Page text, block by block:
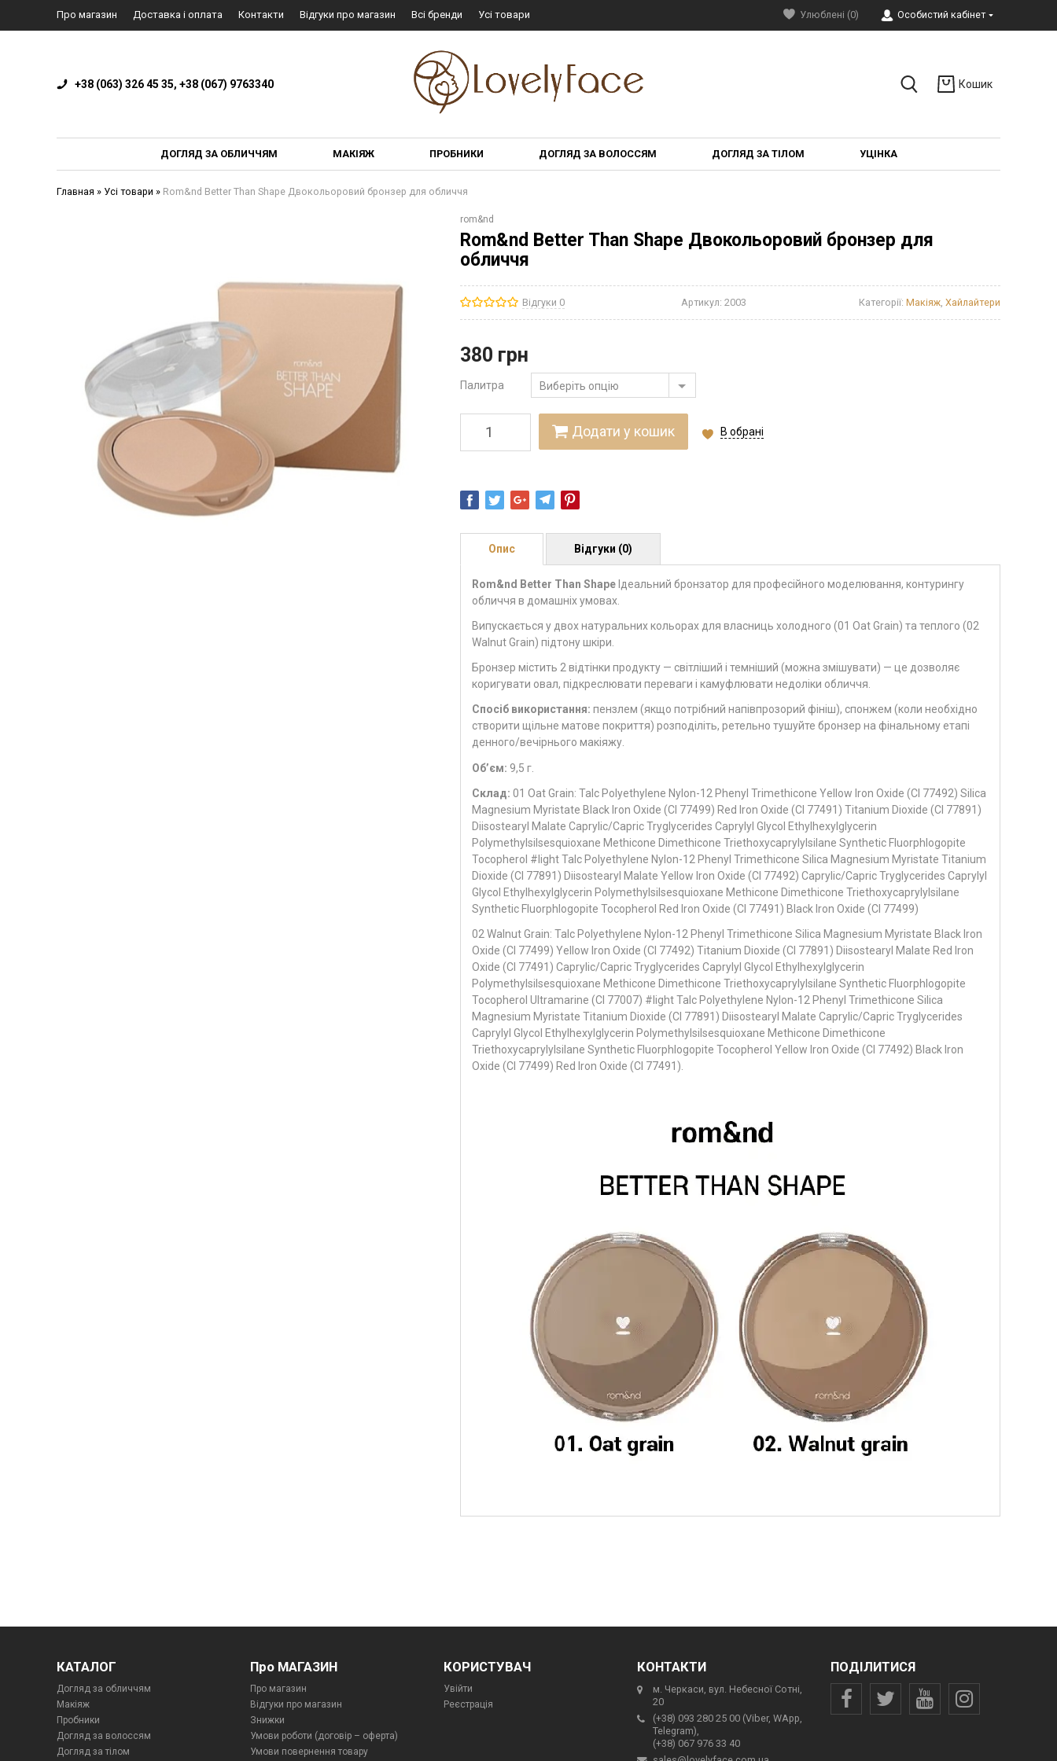
Про магазин Доставка і оплата Контакти Відгуки про магазин Всі бренди Усі товари Улюблені (0) Особистий кабінет
+38 (063) 326 45 35, +38 (067) 9763340 Кошик
ДОГЛЯД ЗА ОБЛИЧЧЯМ МАКІЯЖ ПРОБНИКИ ДОГЛЯД ЗА ВОЛОССЯМ ДОГЛЯД ЗА ТІЛОМ УЦІНКА
Главная » Усі товари » Rom&nd Better Than Shape Двокольоровий бронзер для обличчя
rom&nd
Rom&nd Better Than Shape Двокольоровий бронзер для
обличчя
Відгуки 0 Артикул: 2003 Категорії: Макіяж Хайлайтери
380 грн
Палитра Виберіть опцію
Додати у кошик В обрані
Опис
Rom&nd Better Than ShapeІдеальний бронзатор для професійного моделювання, контурингу
обличчя в домашніх умовах.
Випускається у двох натуральних кольорах для власниць холодного (01 Oat Grain) та теплого (02
Walnut Grain) підтону шкіри.
Бронзер містить 2 відтінки продукту — світліший і темніший (можна змішувати) — це дозволяє
коригувати овал, підкреслювати переваги і камуфлювати недоліки обличчя.
Спосіб використання: пензлем (якщо потрібний напівпрозорий фініш), спонжем (коли необхідно
створити щільне матове покриття) розподіліть, ретельно тушуйте бронзер на фінальному етапі
денного/вечірнього макіяжу.
Об’єм: 9,5 г.
Склад: 01 Oat Grain: Talc Polyethylene Nylon-12 Phenyl Trimethicone Yellow Iron Oxide (CI 77492) Silica
Magnesium Myristate Black Iron Oxide (CI 77499) Red Iron Oxide (CI 77491) Titanium Dioxide (CI 77891)
Diisostearyl Malate Caprylic/Capric Tryglycerides Caprylyl Glycol Ethylhexylglycerin
Polymethylsilsesquioxane Methicone Dimethicone Triethoxycaprylylsilane Synthetic Fluorphlogopite
Tocopherol #light Talc Polyethylene Nylon-12 Phenyl Trimethicone Silica Magnesium Myristate Titanium
Dioxide (CI 77891) Diisostearyl Malate Yellow Iron Oxide (CI 77492) Caprylic/Capric Tryglycerides Caprylyl
Glycol Ethylhexylglycerin Polymethylsilsesquioxane Methicone Dimethicone Triethoxycaprylylsilane
Synthetic Fluorphlogopite Tocopherol Red Iron Oxide (CI 77491) Black Iron Oxide (CI 77499)
02 Walnut Grain: Talc Polyethylene Nylon-12 Phenyl Trimethicone Silica Magnesium Myristate Black Iron
Oxide (CI 77499) Yellow Iron Oxide (CI 77492) Titanium Dioxide (CI 77891) Diisostearyl Malate Red Iron
Oxide (CI 77491) Caprylic/Capric Tryglycerides Caprylyl Glycol Ethylhexylglycerin
Polymethylsilsesquioxane Methicone Dimethicone Triethoxycaprylylsilane Synthetic Fluorphlogopite
Tocopherol Ultramarine (CI 77007) #light Talc Polyethylene Nylon-12 Phenyl Trimethicone Silica
Magnesium Myristate Titanium Dioxide (CI 77891) Diisostearyl Malate Caprylic/Capric Tryglycerides
Caprylyl Glycol Ethylhexylglycerin Polymethylsilsesquioxane Methicone Dimethicone
Triethoxycaprylylsilane Synthetic Fluorphlogopite Tocopherol Yellow Iron Oxide (CI 77492) Black Iron
Oxide (CI 77499) Red Iron Oxide (CI 77491).
Відгуки (0)
КАТАЛОГ
Догляд за обличчям
Макіяж
Пробники
Догляд за волоссям
Догляд за тілом
Про МАГАЗИН
Про магазин
Відгуки про магазин
Знижки
Умови роботи (договір – оферта)
Умови повернення товару
КОРИСТУВАЧ
Увійти
Реєстрація
КОНТАКТИ
м. Черкаси, вул. Небесної Сотні,
20
(+38) 093 280 25 00 (Viber, WApp,
Telegram),
(+38) 067 976 33 40
ПОДІЛИТИСЯ